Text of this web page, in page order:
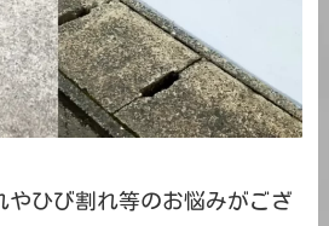
やひび割れ等のお悩みがござ